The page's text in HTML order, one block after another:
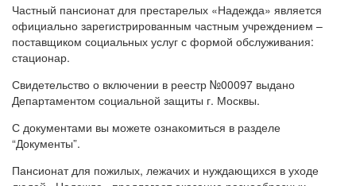
Частный пансионат для престарелых «Надежда» является
официально зарегистрированным частным учреждением –
поставщиком социальных услуг с формой обслуживания:
стационар.
Свидетельство о включении в реестр №00097 выдано
Департаментом социальной защиты г. Москвы.
С документами вы можете ознакомиться в разделе
“Документы”.
Пансионат для пожилых, лежачих и нуждающихся в уходе